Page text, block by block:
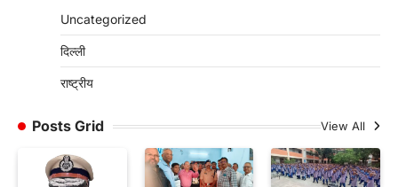
Uncategorized
दिल्ली
राष्ट्रीय
Posts Grid View All